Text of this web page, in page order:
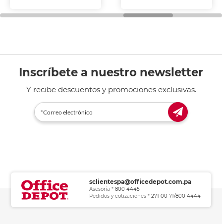
general de oficina.
Inscríbete a nuestro newsletter
Y recibe descuentos y promociones exclusivas.
sclientespa@officedepot.com.pa
Asesoría * 800 4445
Pedidos y cotizaciones * 271 00 71/800 4444